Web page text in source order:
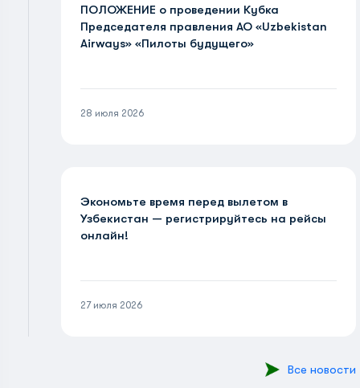
ПОЛОЖЕНИЕ о проведении Кубка
Председателя правления АО «Uzbekistan
Airways» «Пилоты будущего»
28 июля 2026
Экономьте время перед вылетом в
Узбекистан — регистрируйтесь на рейсы
онлайн!
27 июля 2026
Все новости